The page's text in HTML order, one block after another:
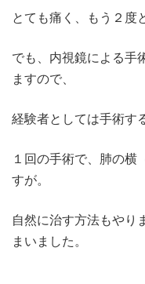
とても痛く、もう２度
でも、内視鏡による手
ますので、
経験者としては手術す
１回の手術で、肺の横
すが。
自然に治す方法もやり
まいました。